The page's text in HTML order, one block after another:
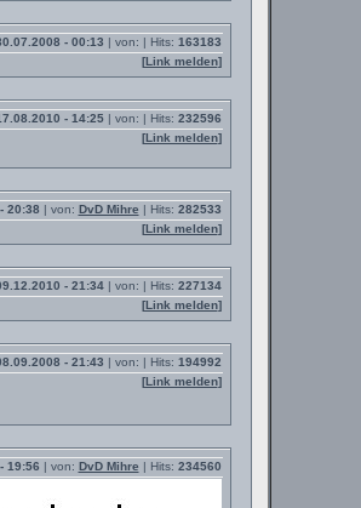
- 00:13 | von: | Hits: 163183
[Link melden]
- 14:25| von: | Hits: 232596
[Link melden]
20:38 | von: DvD Mihre | Hits: 282533
[Link melden]
- 21:34| von: | Hits: 227134
[Link melden]
- 21:43 | von: | Hits: 194992
[Link melden]
19:56 | von: DvD Mihre | Hits: 234560